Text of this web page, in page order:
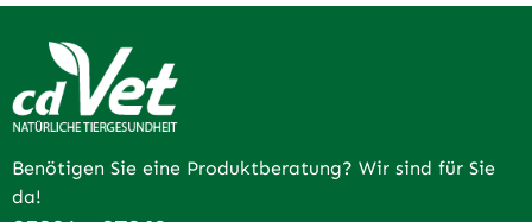
Benötigen Sie eine Produktberatung? Wir sind für Sie
da!